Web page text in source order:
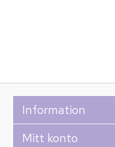
Information
Mitt konto